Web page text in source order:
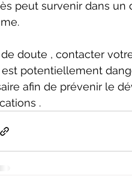
peut survenir dans un
de doute , contacter
potentiellement
afin de prévenir le
.